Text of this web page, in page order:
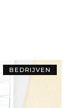
BEDRIJVEN